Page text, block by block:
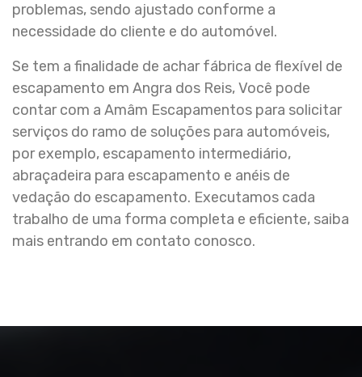
problemas, sendo ajustado conforme a
necessidade do cliente e do automóvel.
Se tem a finalidade de achar fábrica de flexível de
escapamento em Angra dos Reis, Você pode
contar com a Amâm Escapamentos para solicitar
serviços do ramo de soluções para automóveis,
por exemplo, escapamento intermediário,
abraçadeira para escapamento e anéis de
vedação do escapamento. Executamos cada
trabalho de uma forma completa e eficiente, saiba
mais entrando em contato conosco.